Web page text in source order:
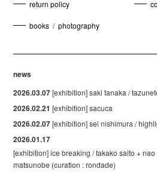
return policy
books / photography
news
2026.03.07[exhibition] saki tanaka /
2026.02.21 [exhibition] sacuca
2026.02.07[exhibition] sei nishimura /
2026.01.17
[exhibition] ice breaking / takako saito +
matsunobe (curation : rondade)